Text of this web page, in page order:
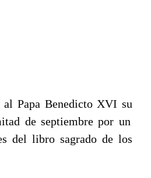
al Papa Benedicto XVI su
de septiembre por un
del libro sagrado de los